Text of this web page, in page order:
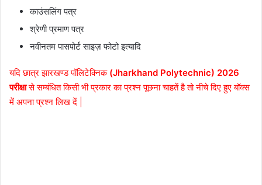
काउंसलिंग पत्र
श्रेणी प्रमाण पत्र
नवीनतम पासपोर्ट साइज़ फोटो इत्यादि
यदि छात्र झारखण्ड पॉलिटेक्निक(Jharkhand Polytechnic) 2026
परीक्षासे सम्बंधित किसी भी प्रकार का प्रश्न पूछना चाहतें है तो नीचे दिए हुए बॉक्स
में अपना प्रश्न लिख दें |